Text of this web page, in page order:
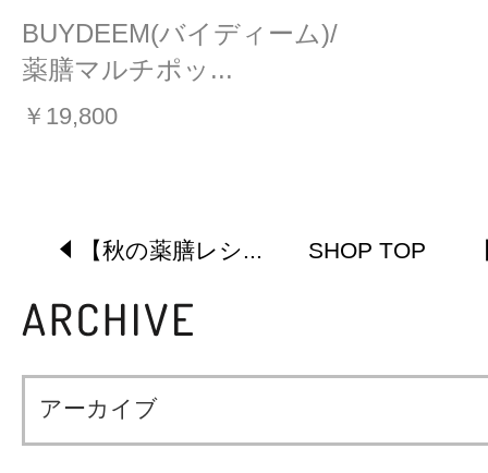
BUYDEEM(バイディーム)/
薬膳マルチポッ...
￥19,800
【秋の薬膳レシ... SHOP TOP
アーカイブ